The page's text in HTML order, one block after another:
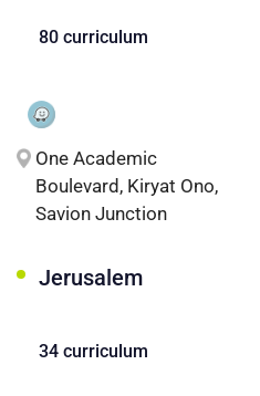
80 curriculum
One Academic
Boulevard, Kiryat Ono,
Savion Junction
Jerusalem
34 curriculum